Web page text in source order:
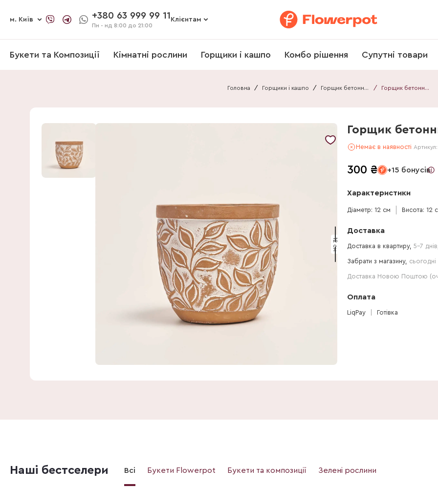
м. Київ +380 63 999 99 11
Пн - нд 8:00 до 21:00
Клієнтам
Букети та Композиції Кімнатні рослини Горщики і кашпо Комбо рішення Супутні товари
Головна / Горщики і кашпо / Горщик бетонний / Горщик бетонний 031212110111
12 см
Горщик
Немає в наявності Артикул:
300 ₴ +15 бонусів
Характеристики
Діаметр: 12 см Висота: 12
Доставка
Доставка в квартиру, 5-7 днів
Забрати з магазину,
Доставка Новою Поштою
Оплата
LiqPay Готівка
Наші бестселери Всі Букети Flowerpot Букети та композиції Зелені рослини